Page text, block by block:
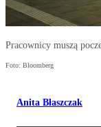
Pracownicy muszą
Foto: Bloomberg
Anita Błaszczak